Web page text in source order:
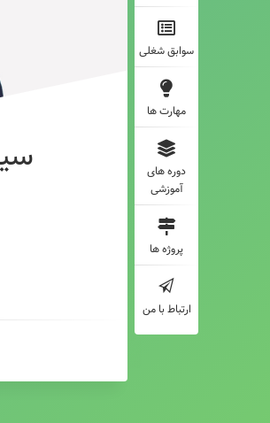
سوابق شغلی
مهارت ها
دوره های
آموزشی
پروژه ها
ارتباط با من